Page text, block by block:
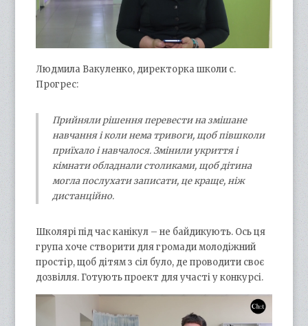
Людмила Вакуленко, директорка школи с.
Прогрес:
Прийняли рішення перевести на змішане
навчання і коли нема тривоги, щоб півшколи
приїхало і навчалося. Змінили укриття і
кімнати обладнали столиками, щоб дітина
могла послухати записати, це краще, ніж
дистанційно.
Школярі під час канікул – не байдикують. Ось ця
група хоче створити для громади молодіжний
простір, щоб дітям з сіл було, де проводити своє
дозвілля. Готують проект для участі у конкурсі.